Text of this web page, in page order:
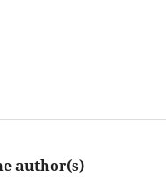
author(s)